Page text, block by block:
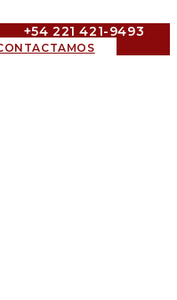
+54 221 421-9493